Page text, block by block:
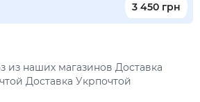
3 450 грн
из наших магазинов Доставка
Доставка Укрпочтой